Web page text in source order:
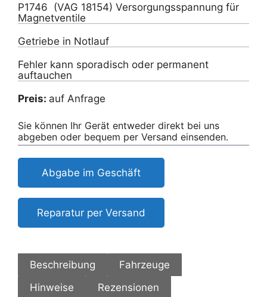
P1746 (VAG 18154) Versorgungsspannung für
Magnetventile
Getriebe in Notlauf
Fehler kann sporadisch oder permanent
auftauchen
Preis: auf Anfrage
Sie können Ihr Gerät entweder direkt bei uns
abgeben oder bequem per Versand einsenden.
Abgabe im Geschäft
Reparatur per Versand
Beschreibung
Fahrzeuge
Hinweise
Rezensionen